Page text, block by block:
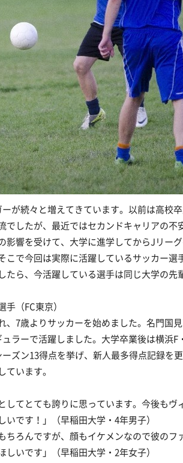
が続々と増えてきています。以前は高校
でしたが、最近ではセカンドキャリアの不
影響を受けて、大学に進学してからJリー
こで今回は実際に活躍しているサッカー選
たら、今活躍している選手は同じ大学の
手（FC東京）
、7歳よりサッカーを始めました。名門国
ラーで活躍しました。大学卒業後は横浜F
ズン13得点を挙げ、新人最多得点記録を
ています。
してとても誇りに思っています。今後もヴ
いです！」（早稲田大学・4年男子）
ちろんですが、顔もイケメンなので彼の
しいです」（早稲田大学・2年女子）